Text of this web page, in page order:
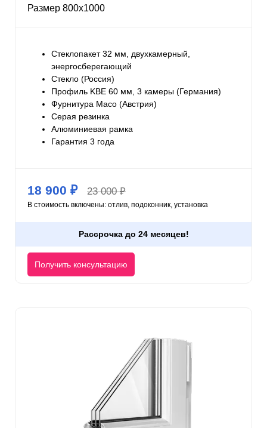
Размер 800х1000
Стеклопакет 32 мм, двухкамерный,
энергосберегающий
Стекло (Россия)
Профиль KBE 60 мм, 3 камеры (Германия)
Фурнитура Maco (Австрия)
Серая резинка
Алюминиевая рамка
Гарантия 3 года
18 900 ₽ 23 000 ₽
В стоимость включены: отлив, подоконник, установка
Рассрочка до 24 месяцев!
Получить консультацию